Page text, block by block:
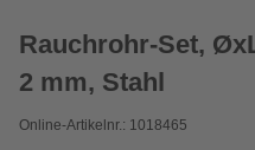
Rauchrohr-Set,
2 mm, Stahl
Online-Artikelnr.: 1018465